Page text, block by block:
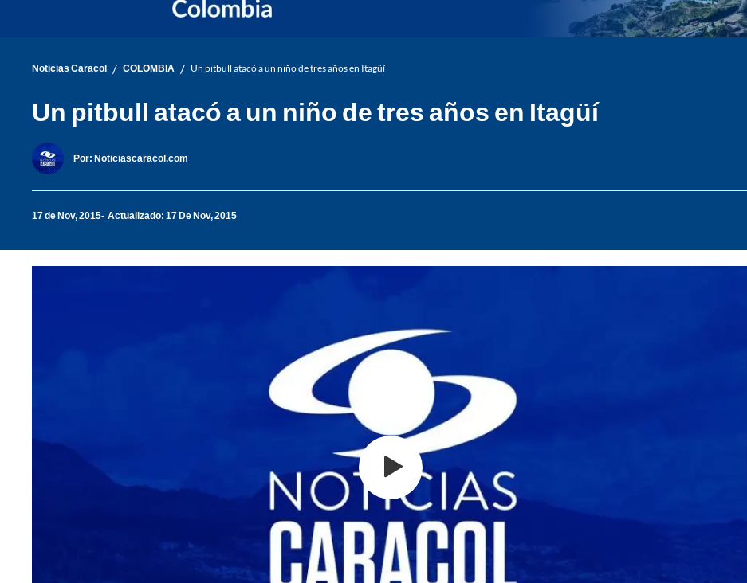
Noticias Caracol / COLOMBIA / Un pitbull atacó a un niño de tres años en Itagüí
Un pitbull atacó a un niño de tres años en Itagüí
Por: Noticiascaracol.com
17 de Nov, 2015 Actualizado: 17 De Nov, 2015